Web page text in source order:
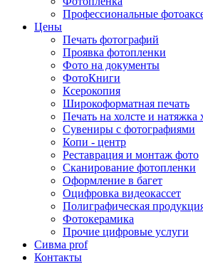
Профессиональные
Цены
Печать фотографий
Проявка фотопленки
Фото на документы
ФотоКниги
Ксерокопия
Широкоформатная печать
Печать на холсте и натяжка
Сувениры с фотографиями
Копи - центр
Реставрация и монтаж фото
Сканирование фотопленки
Оформление в багет
Оцифровка видеокассет
Полиграфическая
Фотокерамика
Прочие цифровые услуги
Сивма prof
Контакты